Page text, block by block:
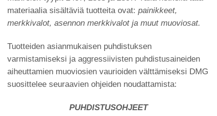
materiaalia sisältäviä tuotteita ovat: painikkeet,
merkkivalot, asennon merkkivalot ja muut muoviosat.
Tuotteiden asianmukaisen puhdistuksen
varmistamiseksi ja aggressiivisten puhdistusaineiden
aiheuttamien muoviosien vaurioiden välttämiseksi DMG
suosittelee seuraavien ohjeiden noudattamista:
PUHDISTUSOHJEET